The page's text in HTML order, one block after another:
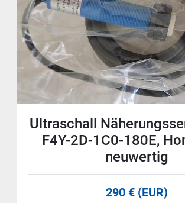
Ultraschall
F4X-2D-001-180E,
290 € (EUR)
excl. Mwst